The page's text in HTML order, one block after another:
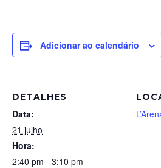
Adicionar ao calendário
DETALHES
Data:
21 julho
Hora:
2:40 pm - 3:10 pm